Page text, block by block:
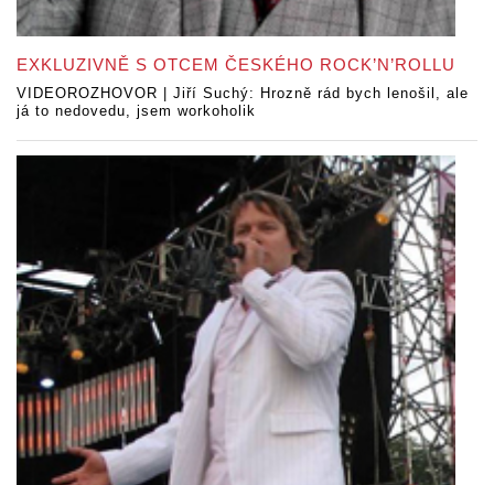
EXKLUZIVNĚ S OTCEM ČESKÉHO ROCK’N’ROLLU
VIDEOROZHOVOR | Jiří Suchý: Hrozně rád bych lenošil, ale
já to nedovedu, jsem workoholik